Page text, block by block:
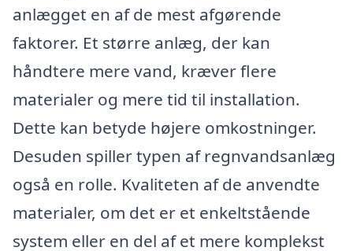
anlægget en af de mest afgørende
faktorer. Et større anlæg, der kan
håndtere mere vand, kræver flere
materialer og mere tid til installation.
Dette kan betyde højere omkostninger.
Desuden spiller typen af regnvandsanlæg
også en rolle. Kvaliteten af de anvendte
materialer, om det er et enkeltstående
system eller en del af et mere komplekst